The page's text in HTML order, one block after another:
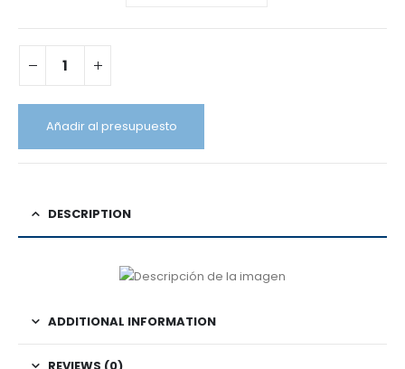
Añadir al presupuesto
DESCRIPTION
ADDITIONAL INFORMATION